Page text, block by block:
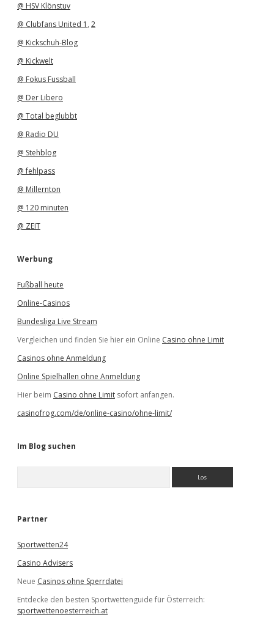
@ HSV Klönstuv
@ Clubfans United 1 , 2
@ Kickschuh-Blog
@ Kickwelt
@ Fokus Fussball
@ Der Libero
@ Total beglubbt
@ Radio DU
@ Stehblog
@ fehlpass
@ Millernton
@ 120 minuten
@ ZEIT
Werbung
Fußball heute
Online-Casinos
Bundesliga Live Stream
Vergleichen und finden Sie hier ein Online Casino ohne Limit
Casinos ohne Anmeldung
Online Spielhallen ohne Anmeldung
Hier beim Casino ohne Limit sofort anfangen.
casinofrog.com/de/online-casino/ohne-limit/
Im Blog suchen
e
Partner
Sportwetten24
Casino Advisers
Neue Casinos ohne Sperrdatei
Entdecke den besten Sportwettenguide für Österreich:
sportwettenoesterreich.at